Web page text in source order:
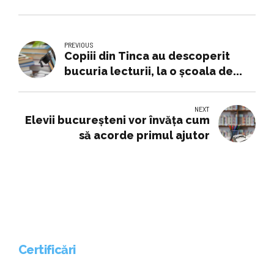
PREVIOUS
Copiii din Tinca au descoperit
bucuria lecturii, la o școala de...
NEXT
Elevii bucureșteni vor învăța cum
să acorde primul ajutor
Certificări